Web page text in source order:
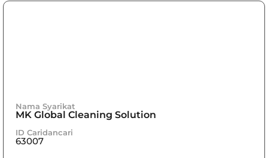
Nama Syarikat
MK Global Cleaning Solution
ID Caridancari
63007